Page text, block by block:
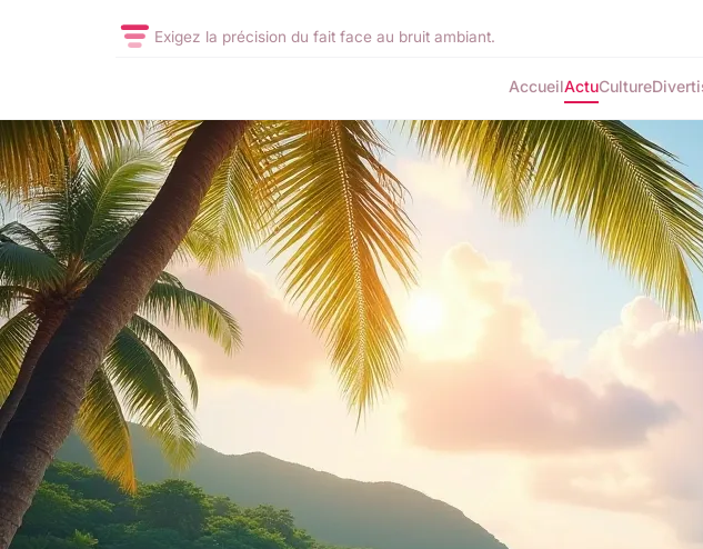
Exigez la précision du fait face au bruit ambiant.
AccueilActuCulture